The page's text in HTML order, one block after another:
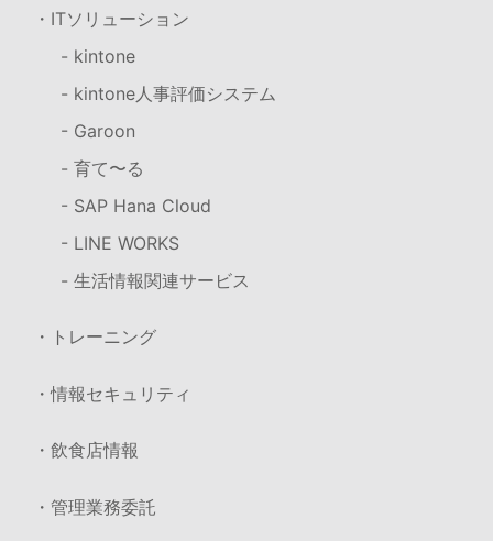
・ITソリューション
- kintone
- kintone人事評価システム
- Garoon
- 育て〜る
- SAP Hana Cloud
- LINE WORKS
- 生活情報関連サービス
・トレーニング
・情報セキュリティ
・飲食店情報
・管理業務委託